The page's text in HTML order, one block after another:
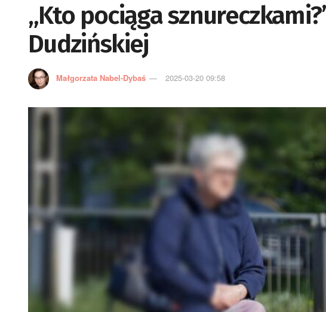
„Kto pociąga
Dudzińskiej
Małgorzata Nabel-Dybaś 2025-03-20 09:58